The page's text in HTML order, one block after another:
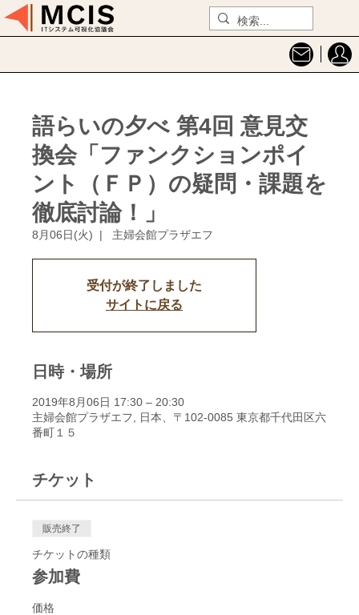
語らいの夕べ 第4回 意見交
換会「ファンクションポイ
ント（ＦＰ）の疑問・課題を
徹底討論！」
8月06日(火)
  |
主婦会館プラザエフ
受付が終了しました
サイトに戻る
日時・場所
2019年8月06日 17:30 – 20:30
主婦会館プラザエフ, 日本、〒102-0085 東京都千代田区六
番町１５
チケット
販売終了
チケットの種類
参加費
価格